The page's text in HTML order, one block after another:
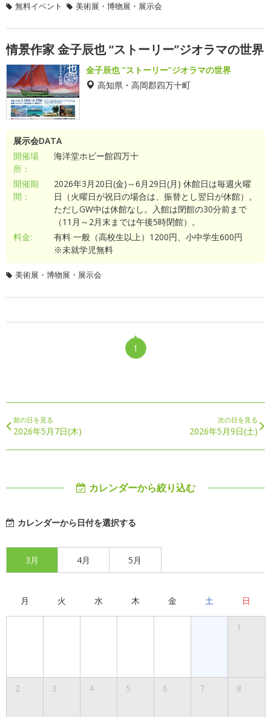
無料イベント 美術展・博物展・展示会
情景作家 金子辰也 “ストーリー”ジオラマの世界
金子辰也 ”ストーリー”ジオラマの世界
高知県・高岡郡四万十町
展示会DATA
開催場
所：
海洋堂ホビー館四万十
開催期
間：
2026年3月20日(金)～6月29日(月) 休館日は毎週火曜
日（火曜日が祝日の場合は、振替とし翌日が休館）。
ただしGW中は休館なし。入館は閉館の30分前まで
（11月～2月末までは午後5時閉館）。
料金:
有料 一般（高校生以上）1200円、小中学生600円
※未就学児無料
美術展・博物展・展示会
1
前の日を見る
2026年5月7日(木)
次の日を見る
2026年5月9日(土)
カレンダーから絞り込む
カレンダーから日付を選択する
3月 4月 5月
月 火 水 木 金 土 日
1
2 3 4 5 6 7 8